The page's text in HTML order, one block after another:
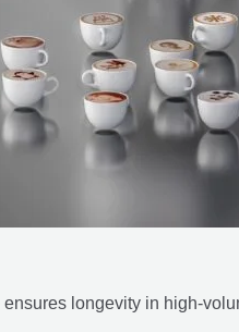
longevity in high-